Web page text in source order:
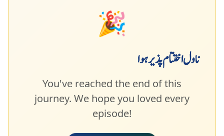
🎉
ناول اختتام پذیر ہوا
You've reached the end of this
journey. We hope you loved every
episode!